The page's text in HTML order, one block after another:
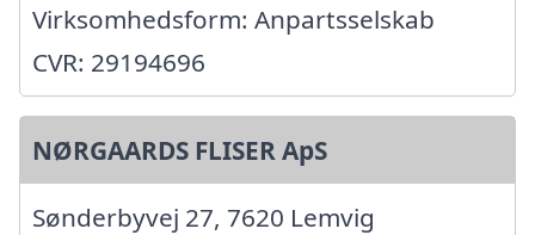
Virksomhedsform: Anpartsselskab
CVR: 29194696
NØRGAARDS FLISER ApS
Sønderbyvej 27, 7620 Lemvig